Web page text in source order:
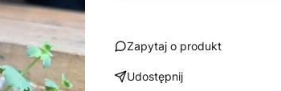
Zapytaj o produkt
Udostępnij